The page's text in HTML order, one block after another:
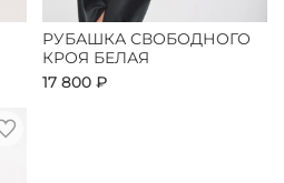
РУБАШКА СВОБОДНОГО
КРОЯ БЕЛАЯ
17 800 ₽